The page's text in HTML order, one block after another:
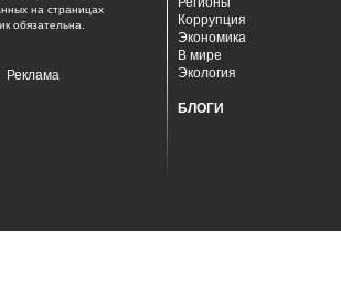
на страницах
обязательна.
Реклама
Коррупция
Экономика
В мире
Экология
БЛОГИ